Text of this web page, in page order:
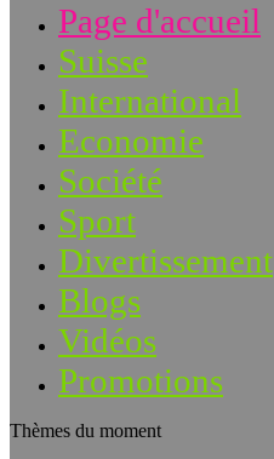
Page d'accueil
Suisse
International
Economie
Société
Sport
Divertissement
Blogs
Vidéos
Promotions
Thèmes du moment